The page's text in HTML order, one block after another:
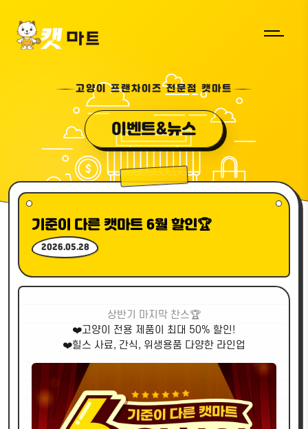
고양이 프랜차이즈 전문점 캣마트
이벤트&뉴스
기준이 다른 캣마트 6월 할인🏆
2026.05.28
상반기 마지막 찬스🏆
❤️고양이 전용 제품이 최대 50% 할인!
❤️힐스 사료, 간식, 위생용품 다양한 라인업